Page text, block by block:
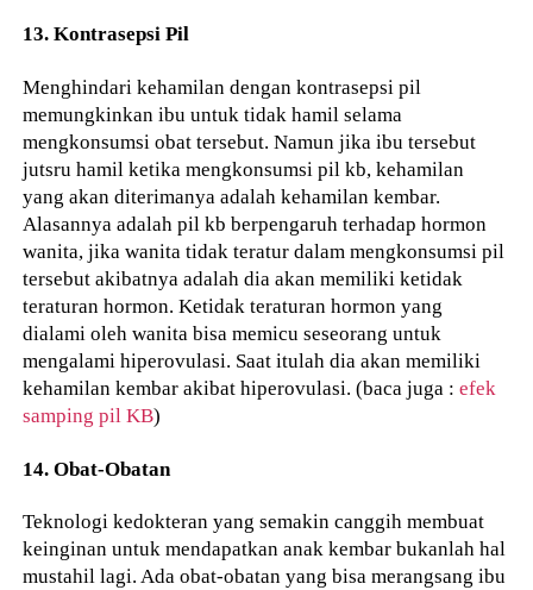
13. Kontrasepsi Pil
Menghindari kehamilan dengan kontrasepsi pil
memungkinkan ibu untuk tidak hamil selama
mengkonsumsi obat tersebut. Namun jika ibu tersebut
jutsru hamil ketika mengkonsumsi pil kb, kehamilan
yang akan diterimanya adalah kehamilan kembar.
Alasannya adalah pil kb berpengaruh terhadap hormon
wanita, jika wanita tidak teratur dalam mengkonsumsi pil
tersebut akibatnya adalah dia akan memiliki ketidak
teraturan hormon. Ketidak teraturan hormon yang
dialami oleh wanita bisa memicu seseorang untuk
mengalami hiperovulasi. Saat itulah dia akan memiliki
kehamilan kembar akibat hiperovulasi. (baca juga :efek
samping pil KB)
14. Obat-Obatan
Teknologi kedokteran yang semakin canggih membuat
keinginan untuk mendapatkan anak kembar bukanlah hal
mustahil lagi. Ada obat-obatan yang bisa merangsang ibu